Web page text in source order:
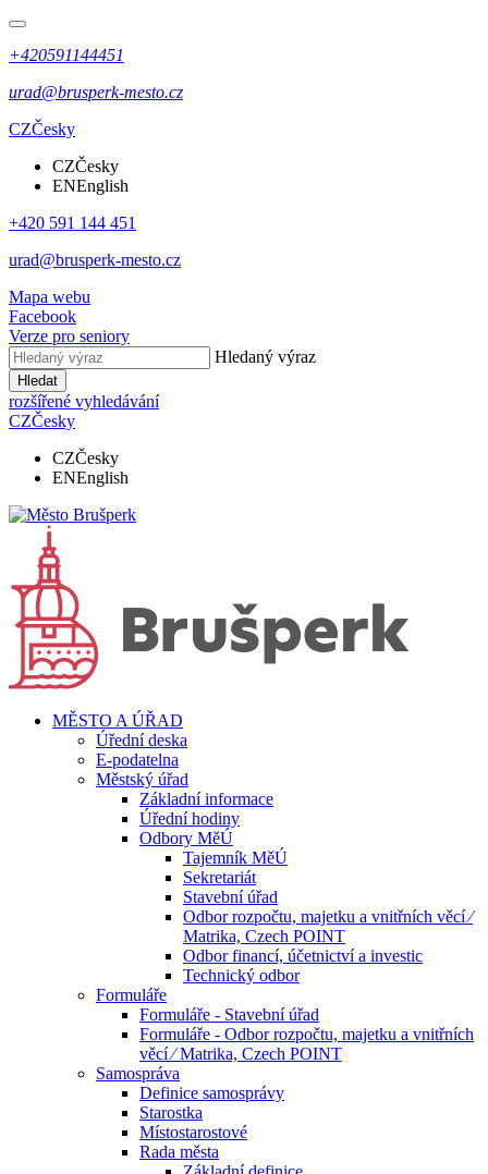
+420591144451
urad@brusperk-mesto.cz
CZČesky
CZČesky
ENEnglish
+420 591 144 451
urad@brusperk-mesto.cz
Mapa webu
Facebook
Verze pro seniory
Hledaný výraz
Hledat
rozšířené vyhledávání
CZČesky
CZČesky
ENEnglish
MĚSTO A ÚŘAD
Úřední deska
E-podatelna
Městský úřad
Základní informace
Úřední hodiny
Odbory MěÚ
Tajemník MěÚ
Sekretariát
Stavební úřad
Odbor rozpočtu, majetku a vnitřních věcí ⁄
Matrika, Czech POINT
Odbor financí, účetnictví a investic
Technický odbor
Formuláře
Formuláře - Stavební úřad
Formuláře - Odbor rozpočtu, majetku a vnitřních
věcí ⁄ Matrika, Czech POINT
Samospráva
Definice samosprávy
Starostka
Místostarostové
Rada města